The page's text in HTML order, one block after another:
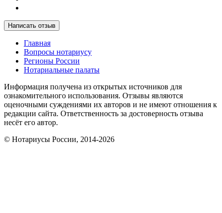
Написать отзыв
Главная
Вопросы нотариусу
Регионы России
Нотариальные палаты
Информация получена из открытых источников для
ознакомительного использования. Отзывы являются
оценочными суждениями их авторов и не имеют отношения к
редакции сайта. Ответственность за достоверность отзыва
несёт его автор.
© Нотариусы России, 2014-2026